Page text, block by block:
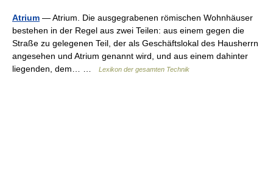
Atrium — Atrium. Die ausgegrabenen römischen Wohnhäuser
bestehen in der Regel aus zwei Teilen: aus einem gegen die
Straße zu gelegenen Teil, der als Geschäftslokal des Hausherrn
angesehen und Atrium genannt wird, und aus einem dahinter
liegenden, dem… …
Lexikon der gesamten Technik